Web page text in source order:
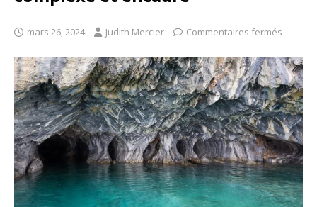
mars 26, 2024 Judith Mercier Commentaires fermés